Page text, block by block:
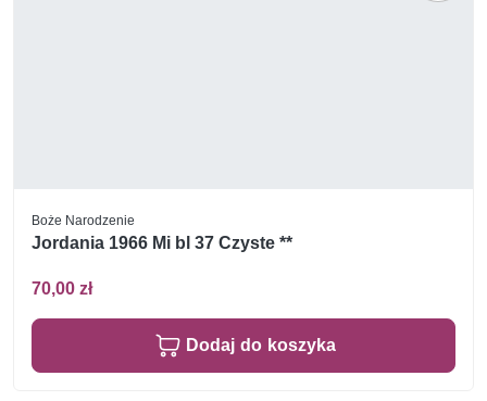
Boże Narodzenie
Jordania 1966 Mi bl 37 Czyste **
70,00 zł
Dodaj do koszyka